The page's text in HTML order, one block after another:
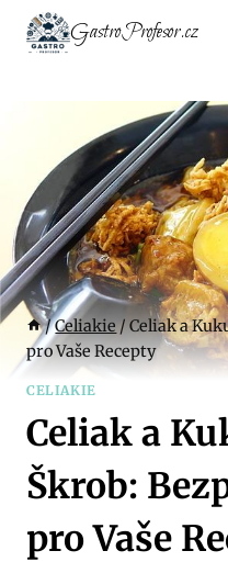
Přeskočit
GastroProfesor.cz
/Celiakie/Celiak a
pro Vaše Recepty
CELIAKIE
Celiak a
Škrob:
pro Vaše